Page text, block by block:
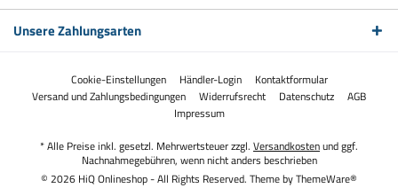
Unsere Zahlungsarten
Cookie-Einstellungen Händler-Login
Kontaktformular
Versand und Zahlungsbedingungen
Widerrufsrecht Datenschutz
AGB
Impressum
* Alle Preise inkl. gesetzl. Mehrwertsteuer zzgl. Versandkostenund ggf.
Nachnahmegebühren, wenn nicht anders beschrieben
© 2026 HiQ Onlineshop - All Rights Reserved. Theme byThemeWare®